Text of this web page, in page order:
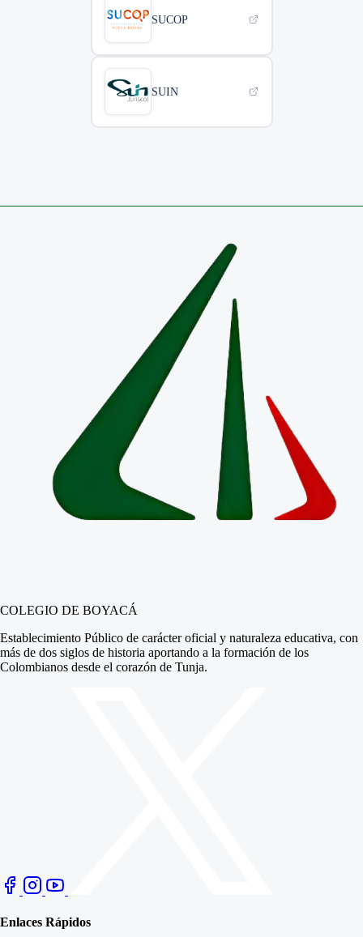
SUCOP
SUIN
COLEGIO DE BOYACÁ
Establecimiento Público de carácter oficial y naturaleza educativa, con
más de dos siglos de historia aportando a la formación de los
Colombianos desde el corazón de Tunja.
Enlaces Rápidos